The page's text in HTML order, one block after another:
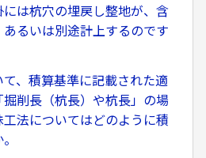
は杭穴の埋戻し整地が、含
るいは別途計上するのです
、積算基準に記載された適
削長（杭長）や杭長」の場
法についてはどのように積